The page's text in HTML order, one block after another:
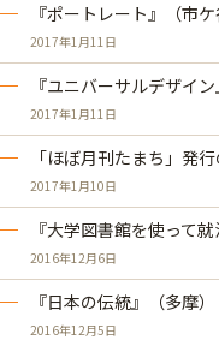
『ポートレート』（市ケ
2017年1月11日
『ユニバーサルデザイ
2017年1月11日
「ほぼ月刊たまち」発
2017年1月10日
『大学図書館を使って
2016年12月6日
『日本の伝統』（多摩）
2016年12月5日